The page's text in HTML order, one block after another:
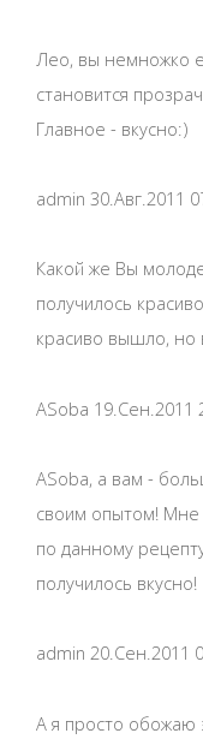
Лео, вы немножко
становится
Главное - вкусно:)
admin 30.Авг.2011
Какой же Вы
получилось
красиво вышло, но
ASoba 19.Сен.2011
ASoba, а вам -
своим опытом! Мне
по данному
получилось вкусно!
admin 20.Сен.2011
А я просто обожаю